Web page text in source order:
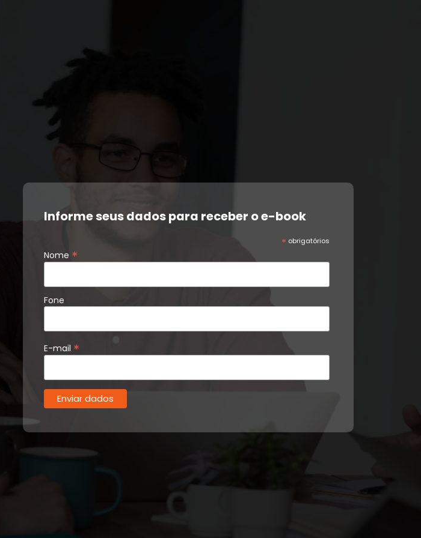
Informe seus dados para receber o e-book
* obrigatórios
Nome *
Fone
E-mail *